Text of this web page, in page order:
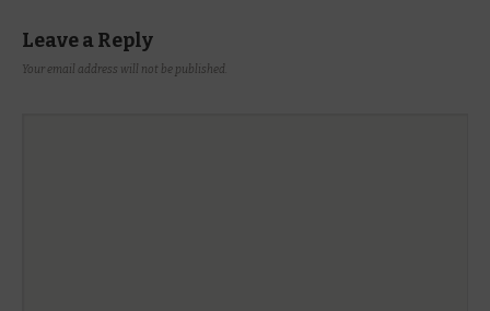
Leave a Reply
Your email address will not be published.